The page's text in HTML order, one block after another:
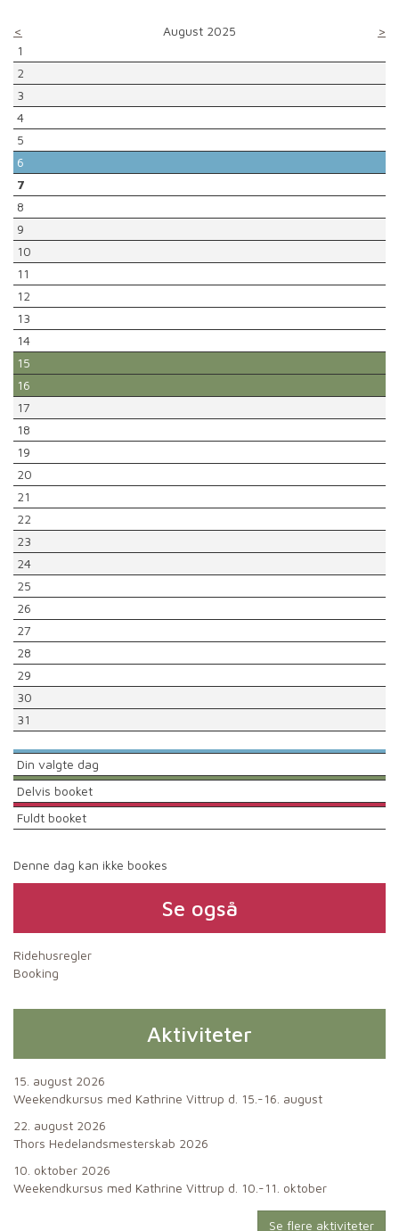
< August 2025
>
1
2
3
4
5
6
7
8
9
10
11
12
13
14
15
16
17
18
19
20
21
22
23
24
25
26
27
28
29
30
31
Din valgte dag
Delvis booket
Fuldt booket
Denne dag kan ikke bookes
Se også
Ridehusregler
Booking
Aktiviteter
15. august 2026
Weekendkursus med Kathrine Vittrup d. 15.-16. august
22. august 2026
Thors Hedelandsmesterskab 2026
10. oktober 2026
Weekendkursus med Kathrine Vittrup d. 10.-11. oktober
Se flere aktiviteter